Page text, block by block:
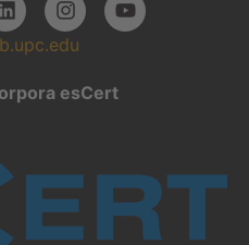
esCert